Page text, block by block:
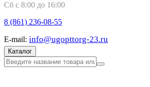
Сб с 8:00 до 16:00
8 (861) 236-08-55
E-mail: info@ugopttorg-23.ru
Каталог